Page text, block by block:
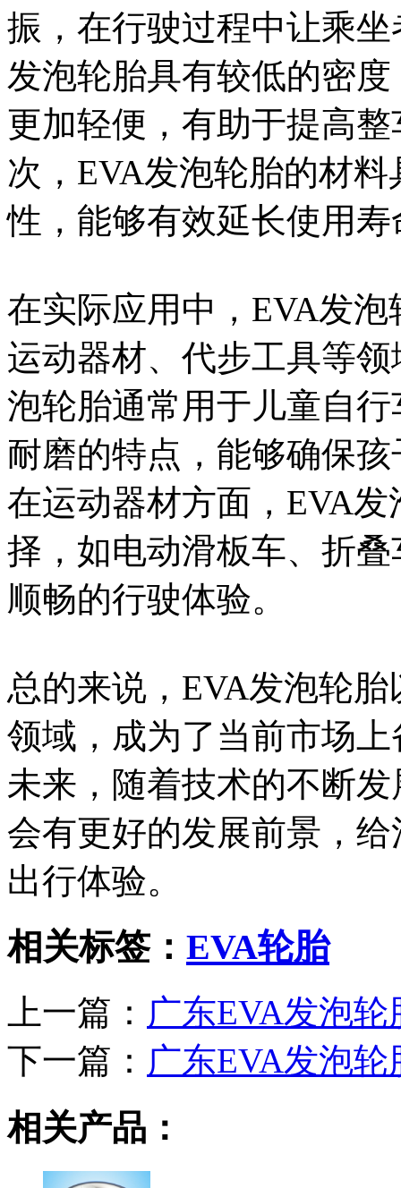
振，在行驶过程中让乘
发泡轮胎具有较低的密
更加轻便，有助于提高
次，EVA发泡轮胎的材
性，能够有效延长使用寿
在实际应用中，EVA发
运动器材、代步工具等
泡轮胎通常用于儿童自
耐磨的特点，能够确保
在运动器材方面，EVA
择，如电动滑板车、折
顺畅的行驶体验。
总的来说，EVA发泡轮
领域，成为了当前市场
未来，随着技术的不断
会有更好的发展前景，
出行体验。
相关标签： EVA轮胎
上一篇： 广东EVA发泡轮
下一篇： 广东EVA发泡轮
相关产品：